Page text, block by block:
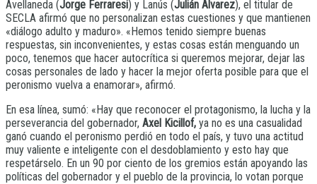
Avellaneda (Jorge Ferraresi) y Lanús (Julián Álvarez), el titular de
SECLA afirmó que no personalizan estas cuestiones y que mantienen
«diálogo adulto y maduro». «Hemos tenido siempre buenas
respuestas, sin inconvenientes, y estas cosas están menguando un
poco, tenemos que hacer autocrítica si queremos mejorar, dejar las
cosas personales de lado y hacer la mejor oferta posible para que el
peronismo vuelva a enamorar», afirmó.
En esa línea, sumó: «Hay que reconocer el protagonismo, la lucha y la
perseverancia del gobernador, Axel Kicillof, ya no es una casualidad
ganó cuando el peronismo perdió en todo el país, y tuvo una actitud
muy valiente e inteligente con el desdoblamiento y esto hay que
respetárselo. En un 90 por ciento de los gremios están apoyando las
políticas del gobernador y el pueblo de la provincia, lo votan porque